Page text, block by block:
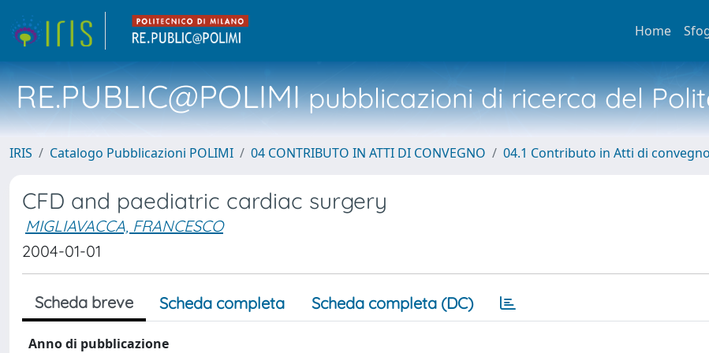
Home
RE.PUBLIC@POLIMIpubblicazioni di ricerca del
IRIS Catalogo Pubblicazioni POLIMI 04 CONTRIBUTO IN ATTI DI CONVEGNO 04.1 Contributo in Atti di convegno
CFD and paediatric cardiac surgery
MIGLIAVACCA, FRANCESCO
2004-01-01
Scheda breve Scheda completa Scheda completa (DC)
Anno di pubblicazione